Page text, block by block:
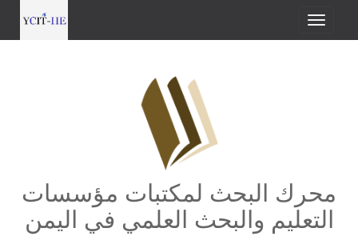
محرك البحث لمكتبات مؤسسات
التعليم والبحث العلمي في اليمن